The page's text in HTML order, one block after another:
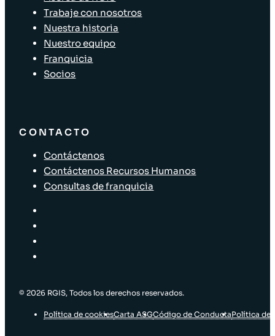
Trabaje con nosotros
Nuestra historia
Nuestro equipo
Franquicia
Socios
CONTACTO
Contáctenos
Contáctenos Recursos Humanos
Consultas de franquicia
© 2026 RGIS, Todos los derechos reservados.
Política de cookiesCarta ASGCódigo de ConductaPolítica de